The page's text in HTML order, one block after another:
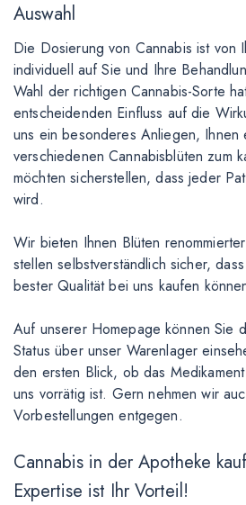
Auswahl
Die Dosierung von Cannabis ist von
individuell auf Sie und Ihre
Wahl der richtigen Cannabis-Sorte
entscheidenden Einfluss auf die
uns ein besonderes Anliegen, Ihnen
verschiedenen Cannabisblüten zum
möchten sicherstellen, dass jeder
wird.
Wir bieten Ihnen Blüten
stellen selbstverständlich sicher,
bester Qualität bei uns kaufen
Auf unserer Homepage können Sie
Status über unser Warenlager
den ersten Blick, ob das
uns vorrätig ist. Gern nehmen wir
Vorbestellungen entgegen.
Cannabis in der Apotheke
Expertise ist Ihr Vorteil!